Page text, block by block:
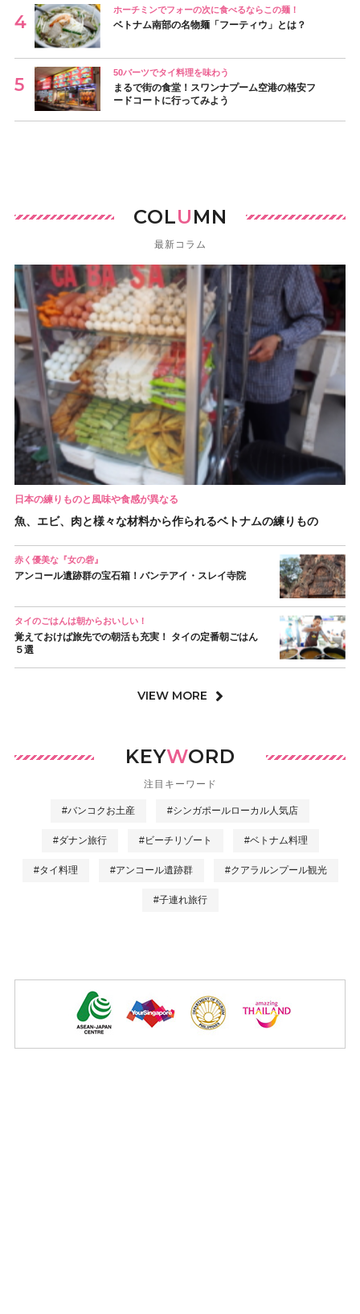
ホーチミンでフォーの次に食べるならこの麺！
ベトナム南部の名物麺「フーティウ」とは？
50バーツでタイ料理を味わう
まるで街の食堂！スワンナプーム空港の格安フ
ードコートに行ってみよう
COLUMN
最新コラム
日本の練りものと風味や食感が異なる
魚、エビ、肉と様々な材料から作られるベトナムの練りもの
赤く優美な『女の砦』
アンコール遺跡群の宝石箱！バンテアイ・スレイ寺院
タイのごはんは朝からおいしい！
覚えておけば旅先での朝活も充実！ タイの定番朝ごはん
５選
VIEW MORE
KEYWORD
注目キーワード
#バンコクお土産 #シンガポールローカル人気店
#ダナン旅行 #ビーチリゾート #ベトナム料理
#タイ料理 #アンコール遺跡群 #クアラルンプール観光
#子連れ旅行